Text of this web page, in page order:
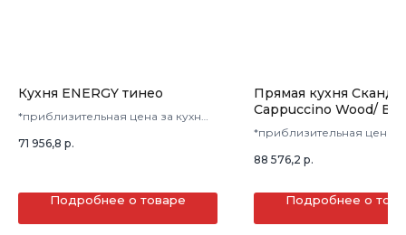
Кухня ENERGY тинео
*приблизительная цена за кухню
71 956,8 р.
Подробнее о товаре
Прямая кухня
Cappuccino Wood/
*приблизительная цена
88 576,2 р.
Подробнее о